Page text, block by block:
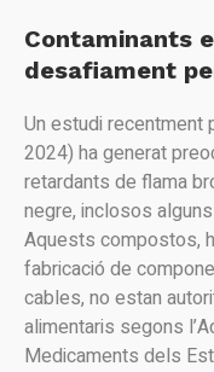
Contaminants
desafiament
Un estudi recentment
2024) ha generat
retardants de flama
negre, inclosos
Aquests compostos,
fabricació de
cables, no estan
alimentaris segons
Medicaments dels